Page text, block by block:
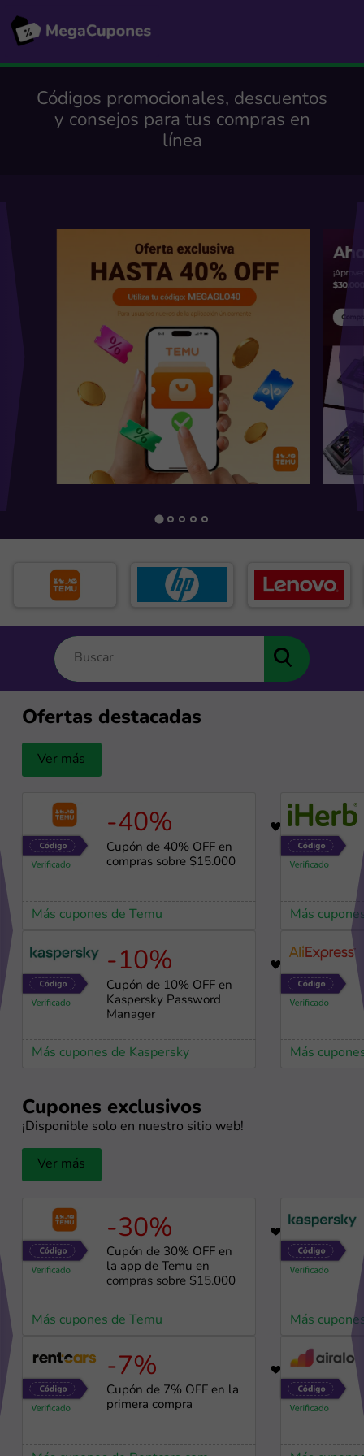
Códigos promocionales, descuentos
y consejos para tus compras en
línea
Ofertas destacadas
Ver más
-40%
Cupón de 40% OFF en
compras sobre $15.000
Más cupones de Temu
-10%
Cupón de 10% OFF en
Kaspersky Password
Manager
Más cupones de Kaspersky
Más
Más
Cupones exclusivos
¡Disponible solo en nuestro sitio web!
Ver más
-30%
Cupón de 30% OFF en
la app de Temu en
compras sobre $15.000
Más cupones de Temu
-7%
Cupón de 7% OFF en la
primera compra
Más